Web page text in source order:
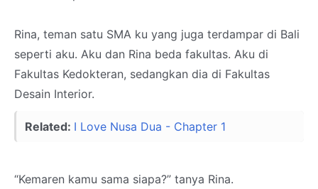
Rina, teman satu SMA ku yang juga terdampar di Bali
seperti aku. Aku dan Rina beda fakultas. Aku di
Fakultas Kedokteran, sedangkan dia di Fakultas
Desain Interior.
Related: I Love Nusa Dua - Chapter 1
“Kemaren kamu sama siapa?” tanya Rina.